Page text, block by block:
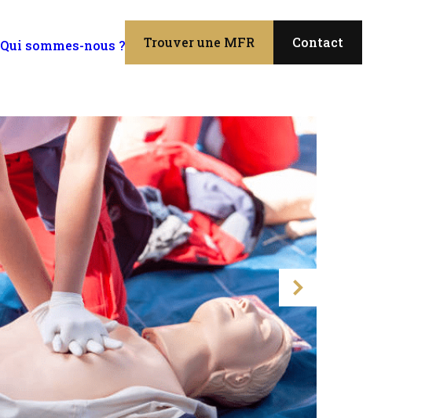
Qui sommes-nous ? Trouver une MFR Contact
›